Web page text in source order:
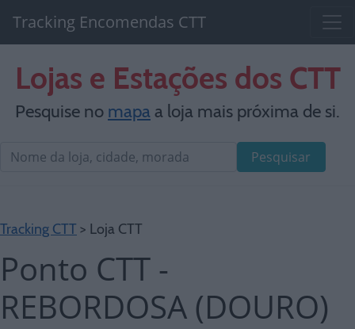
Tracking Encomendas CTT
Lojas e Estações dos CTT
Pesquise no mapaa loja mais próxima de si.
Pesquisar
Tracking CTT > Loja CTT
Ponto CTT -
REBORDOSA (DOURO)